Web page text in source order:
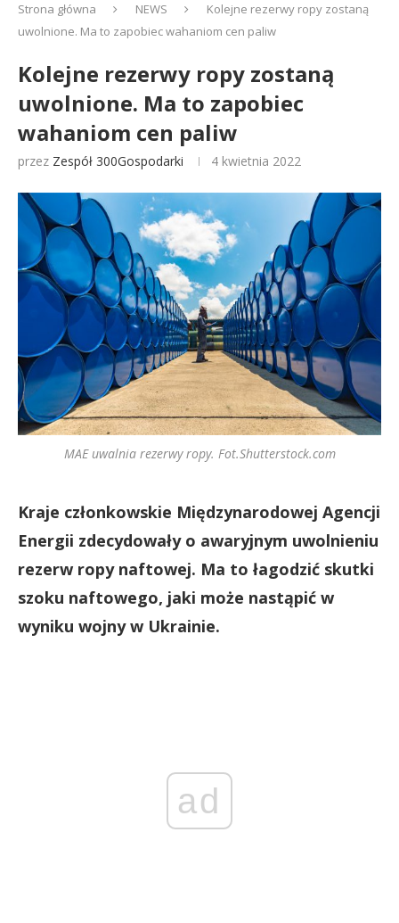
Strona główna NEWS
Kolejne rezerwy ropy zostaną
uwolnione. Ma to zapobiec wahaniom cen paliw
Kolejne rezerwy ropy zostaną
uwolnione. Ma to zapobiec
wahaniom cen paliw
przez Zespół 300Gospodarki 4 kwietnia 2022
MAE uwalnia rezerwy ropy. Fot.Shutterstock.com
Kraje członkowskie Międzynarodowej Agencji
Energii zdecydowały o awaryjnym uwolnieniu
rezerw ropy naftowej. Ma to łagodzić skutki
szoku naftowego, jaki może nastąpić w
wyniku wojny w Ukrainie.
ad